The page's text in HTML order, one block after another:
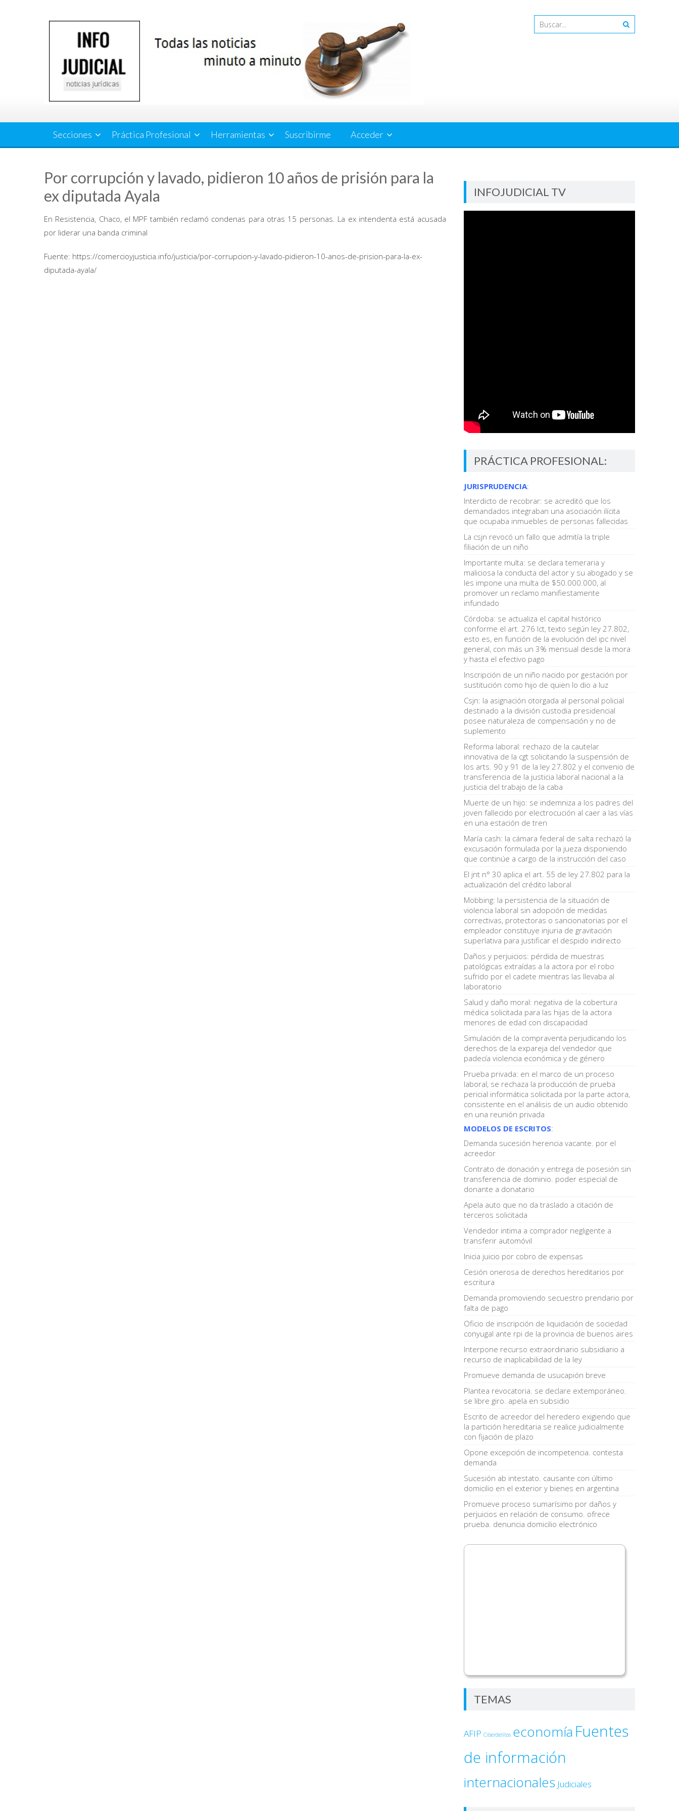
Secciones Práctica Profesional Herramientas Suscribirme Acceder
Por corrupción y lavado, pidieron 10 años de prisión para la
ex diputada Ayala
En Resistencia, Chaco, el MPF también reclamó condenas para otras 15 personas. La ex intendenta está acusada
por liderar una banda criminal
Fuente: https://comercioyjusticia.info/justicia/por-corrupcion-y-lavado-pidieron-10-anos-de-prision-para-la-ex-
diputada-ayala/
INFOJUDICIAL TV
PRÁCTICA PROFESIONAL:
JURISPRUDENCIA:
Interdicto de recobrar: se acreditó que los
demandados integraban una asociación ilícita
que ocupaba inmuebles de personas fallecidas
La csjn revocó un fallo que admitía la triple
filiación de un niño
Importante multa: se declara temeraria y
maliciosa la conducta del actor y su abogado y se
les impone una multa de $50.000.000, al
promover un reclamo manifiestamente
infundado
Córdoba: se actualiza el capital histórico
conforme el art. 276 lct, texto según ley 27.802,
esto es, en función de la evolución del ipc nivel
general, con más un 3% mensual desde la mora
y hasta el efectivo pago
Inscripción de un niño nacido por gestación por
sustitución como hijo de quien lo dio a luz
Csjn: la asignación otorgada al personal policial
destinado a la división custodia presidencial
posee naturaleza de compensación y no de
suplemento
Reforma laboral: rechazo de la cautelar
innovativa de la cgt solicitando la suspensión de
los arts. 90 y 91 de la ley 27.802 y el convenio de
transferencia de la justicia laboral nacional a la
justicia del trabajo de la caba
Muerte de un hijo: se indemniza a los padres del
joven fallecido por electrocución al caer a las vías
en una estación de tren
María cash: la cámara federal de salta rechazó la
excusación formulada por la jueza disponiendo
que continúe a cargo de la instrucción del caso
El jnt n° 30 aplica el art. 55 de ley 27.802 para la
actualización del crédito laboral
Mobbing: la persistencia de la situación de
violencia laboral sin adopción de medidas
correctivas, protectoras o sancionatorias por el
empleador constituye injuria de gravitación
superlativa para justificar el despido indirecto
Daños y perjuicios: pérdida de muestras
patológicas extraídas a la actora por el robo
sufrido por el cadete mientras las llevaba al
laboratorio
Salud y daño moral: negativa de la cobertura
médica solicitada para las hijas de la actora
menores de edad con discapacidad
Simulación de la compraventa perjudicando los
derechos de la expareja del vendedor que
padecía violencia económica y de género
Prueba privada: en el marco de un proceso
laboral, se rechaza la producción de prueba
pericial informática solicitada por la parte actora,
consistente en el análisis de un audio obtenido
en una reunión privada
MODELOS DE ESCRITOS:
Demanda sucesión herencia vacante. por el
acreedor
Contrato de donación y entrega de posesión sin
transferencia de dominio. poder especial de
donante a donatario
Apela auto que no da traslado a citación de
terceros solicitada
Vendedor intima a comprador negligente a
transferir automóvil
Inicia juicio por cobro de expensas
Cesión onerosa de derechos hereditarios por
escritura
Demanda promoviendo secuestro prendario por
falta de pago
Oficio de inscripción de liquidación de sociedad
conyugal ante rpi de la provincia de buenos aires
Interpone recurso extraordinario subsidiario a
recurso de inaplicabilidad de la ley
Promueve demanda de usucapión breve
Plantea revocatoria. se declare extemporáneo.
se libre giro. apela en subsidio
Escrito de acreedor del heredero exigiendo que
la partición hereditaria se realice judicialmente
con fijación de plazo
Opone excepción de incompetencia. contesta
demanda
Sucesión ab intestato. causante con último
domicilio en el exterior y bienes en argentina
Promueve proceso sumarísimo por daños y
perjuicios en relación de consumo. ofrece
prueba. denuncia domicilio electrónico
TEMAS
AFIP Ciberdelitos economía Fuentes
de información
internacionales Judiciales